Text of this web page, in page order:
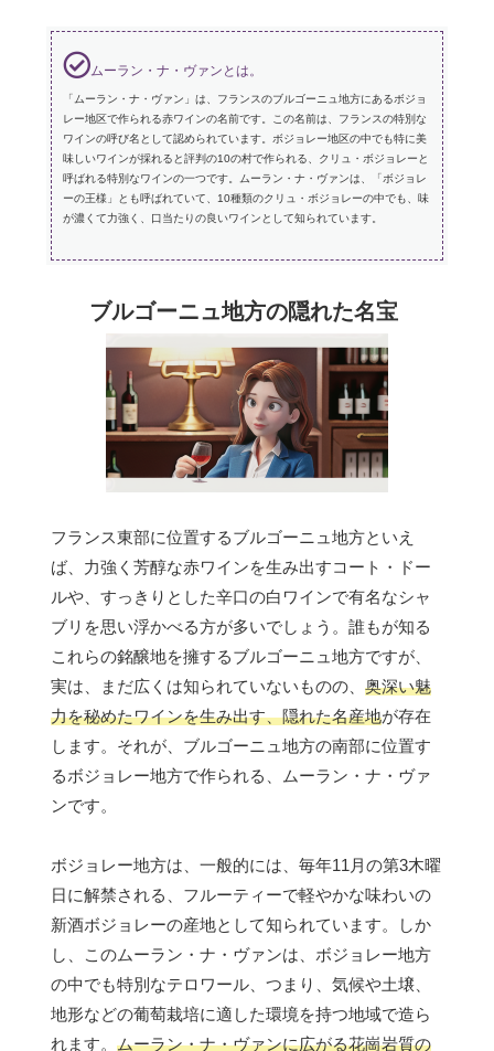
ムーラン・ナ・ヴァンとは。
「ムーラン・ナ・ヴァン」は、フランスのブルゴーニュ地方にあるボジョ
レー地区で作られる赤ワインの名前です。この名前は、フランスの特別な
ワインの呼び名として認められています。ボジョレー地区の中でも特に美
味しいワインが採れると評判の10の村で作られる、クリュ・ボジョレーと
呼ばれる特別なワインの一つです。ムーラン・ナ・ヴァンは、「ボジョレ
ーの王様」とも呼ばれていて、10種類のクリュ・ボジョレーの中でも、味
が濃くて力強く、口当たりの良いワインとして知られています。
ブルゴーニュ地方の隠れた名宝
フランス東部に位置するブルゴーニュ地方といえ
ば、力強く芳醇な赤ワインを生み出すコート・ドー
ルや、すっきりとした辛口の白ワインで有名なシャ
ブリを思い浮かべる方が多いでしょう。誰もが知る
これらの銘醸地を擁するブルゴーニュ地方ですが、
実は、まだ広くは知られていないものの、 奥深い魅
力を秘めたワインを生み出す、隠れた名産地が存在
します。それが、ブルゴーニュ地方の南部に位置す
るボジョレー地方で作られる、ムーラン・ナ・ヴァ
ンです。
ボジョレー地方は、一般的には、毎年11月の第3木曜
日に解禁される、フルーティーで軽やかな味わいの
新酒ボジョレーの産地として知られています。しか
し、このムーラン・ナ・ヴァンは、ボジョレー地方
の中でも特別なテロワール、つまり、気候や土壌、
地形などの葡萄栽培に適した環境を持つ地域で造ら
れます。 ムーラン・ナ・ヴァンに広がる花崗岩質の